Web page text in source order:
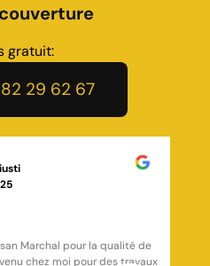
gratuit:
29 62 67
sympathique et très